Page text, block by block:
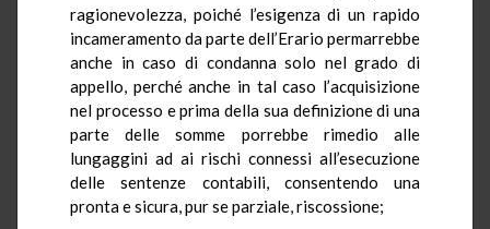
ragionevolezza, poiché l’esigenza di un rapido
incameramento da parte dell’Erario permarrebbe
anche in caso di condanna solo nel grado di
appello, perché anche in tal caso l’acquisizione
nel processo e prima della sua definizione di una
parte delle somme porrebbe rimedio alle
lungaggini ad ai rischi connessi all’esecuzione
delle sentenze contabili, consentendo una
pronta e sicura, pur se parziale, riscossione;